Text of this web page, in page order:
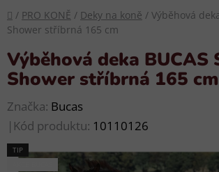
Domů
/ PRO KONĚ / Deky na koně / Výběhová
Shower stříbrná 165 cm
Výběhová deka BUCAS
Shower stříbrná 165 cm
Značka: Bucas
| Kód produktu: 10110126
TIP